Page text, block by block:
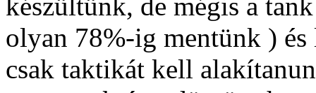
olyan 78%-ig mentünk )
csak taktikát kell